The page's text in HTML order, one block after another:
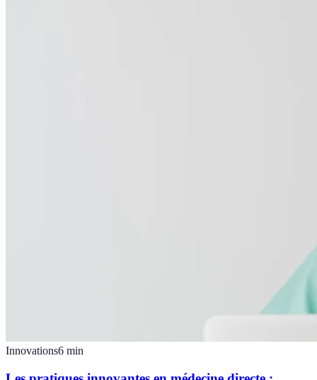
Innovations6 min